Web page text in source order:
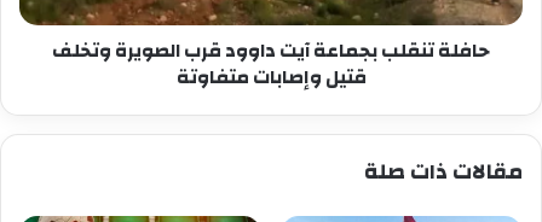
قتيل
وإصاباتحافلة تنقلب بجماعة آيت داوود قرب الصويرة وتخلف
قتيل وإصابات متفاوتة
مقالات ذات صلة